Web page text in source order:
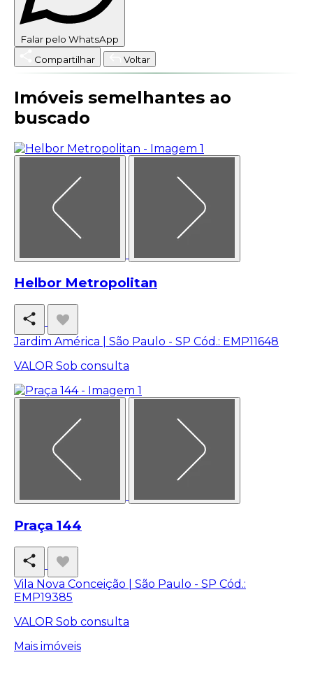
Falar pelo WhatsApp
Compartilhar
Voltar
Imóveis semelhantes ao
buscado
Helbor Metropolitan
Jardim América | São Paulo - SP Cód.: EMP11648
VALOR Sob consulta
Praça 144
Vila Nova Conceição | São Paulo - SP Cód.:
EMP19385
VALOR Sob consulta
Mais imóveis